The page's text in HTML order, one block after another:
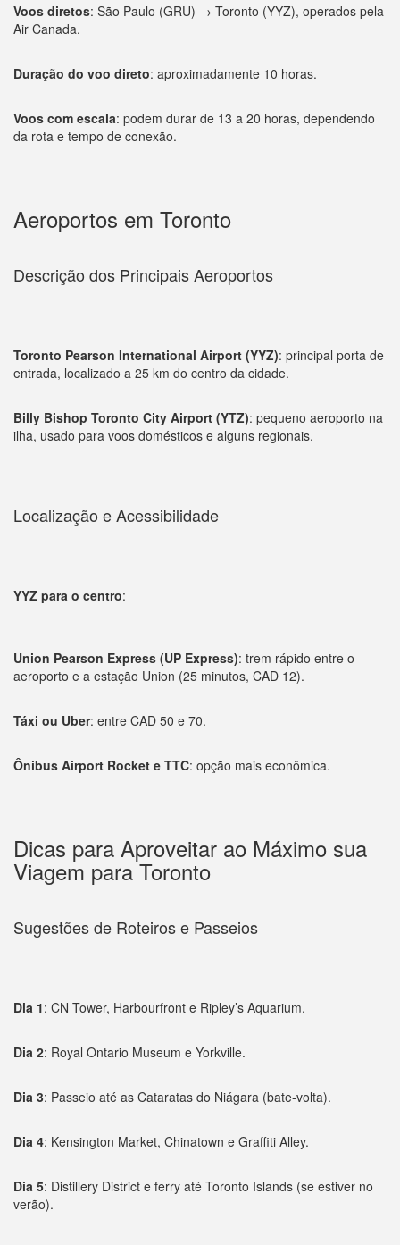
Voos diretos: São Paulo (GRU) → Toronto (YYZ), operados pela
Air Canada.
Duração do voo direto: aproximadamente 10 horas.
Voos com escala: podem durar de 13 a 20 horas, dependendo
da rota e tempo de conexão.
Aeroportos em Toronto
Descrição dos Principais Aeroportos
Toronto Pearson International Airport (YYZ): principal porta de
entrada, localizado a 25 km do centro da cidade.
Billy Bishop Toronto City Airport (YTZ): pequeno aeroporto na
ilha, usado para voos domésticos e alguns regionais.
Localização e Acessibilidade
YYZ para o centro:
Union Pearson Express (UP Express): trem rápido entre o
aeroporto e a estação Union (25 minutos, CAD 12).
Táxi ou Uber: entre CAD 50 e 70.
Ônibus Airport Rocket e TTC: opção mais econômica.
Dicas para Aproveitar ao Máximo sua
Viagem para Toronto
Sugestões de Roteiros e Passeios
Dia 1: CN Tower, Harbourfront e Ripley’s Aquarium.
Dia 2: Royal Ontario Museum e Yorkville.
Dia 3: Passeio até as Cataratas do Niágara (bate-volta).
Dia 4: Kensington Market, Chinatown e Graffiti Alley.
Dia 5: Distillery District e ferry até Toronto Islands (se estiver no
verão).